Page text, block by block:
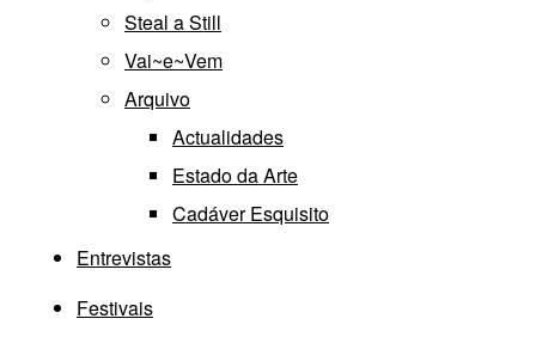
Steal a Still
Vai~e~Vem
Arquivo
Actualidades
Estado da Arte
Cadáver Esquisito
Entrevistas
Festivais